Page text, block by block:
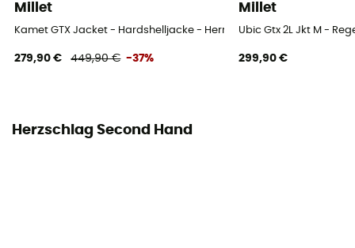
Millet
Kamet GTX Jacket - Hardshelljacke - Herren
279,90 € 449,90 € -37%
Millet
Ubic Gtx 2L Jkt M -
299,90 €
Herzschlag Second Hand